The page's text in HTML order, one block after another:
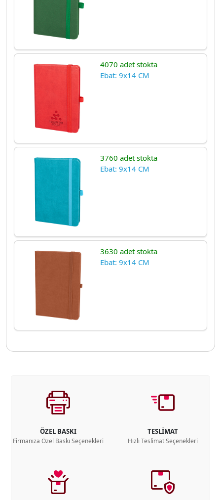
4070 adet stokta
Ebat: 9x14 CM
3760 adet stokta
Ebat: 9x14 CM
3630 adet stokta
Ebat: 9x14 CM
ÖZEL BASKI
Firmanıza Özel Baskı Seçenekleri
TESLİMAT
Hızlı Teslimat Seçenekleri